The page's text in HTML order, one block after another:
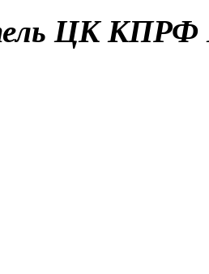
ЦК КПРФ